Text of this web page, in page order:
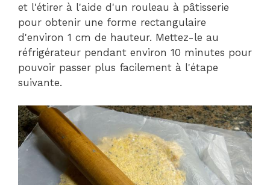
et l'étirer à l'aide d'un rouleau à pâtisserie
pour obtenir une forme rectangulaire
d'environ 1 cm de hauteur. Mettez-le au
réfrigérateur pendant environ 10 minutes pour
pouvoir passer plus facilement à l'étape
suivante.